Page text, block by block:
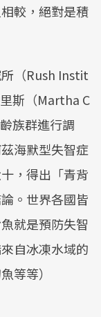
較，絕對是積
（Rush Instit
斯（Martha C
族群進行調
海默型失智症
，得出「青背
。世界各國皆
就是預防失智
自冰凍水域的
等等）